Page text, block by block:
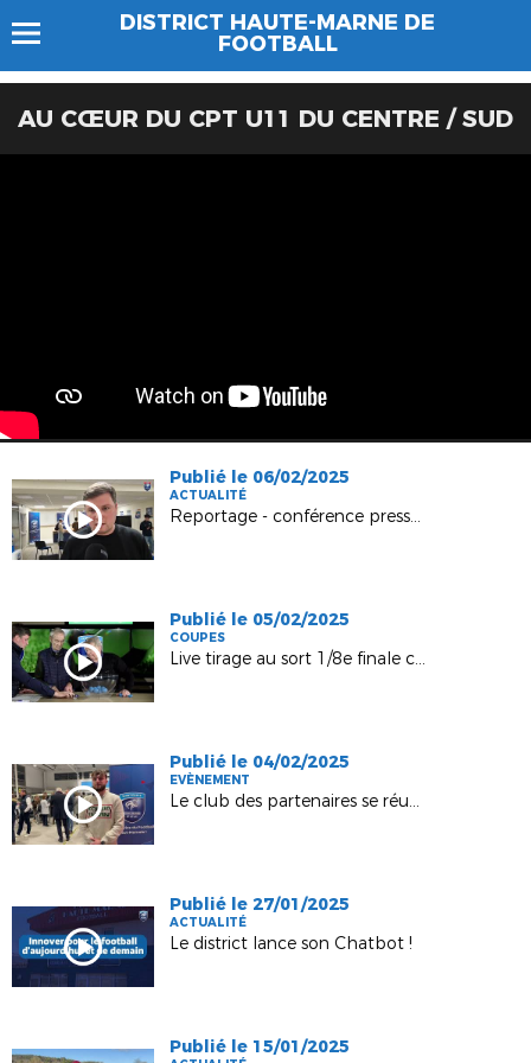
DISTRICT HAUTE-MARNE DE
FOOTBALL
AU CŒUR DU CPT U11 DU CENTRE / SUD
Publié le 06/02/2025
ACTUALITÉ
Reportage - conférence presse lancement Chatbot "VICTOIRE"
Publié le 05/02/2025
COUPES
Live tirage au sort 1/8e finale coupes seniors H, chez Puissance TV
Publié le 04/02/2025
EVÈNEMENT
Le club des partenaires se réunit chez Espace 3000 !
Publié le 27/01/2025
ACTUALITÉ
Le district lance son Chatbot !
Publié le 15/01/2025